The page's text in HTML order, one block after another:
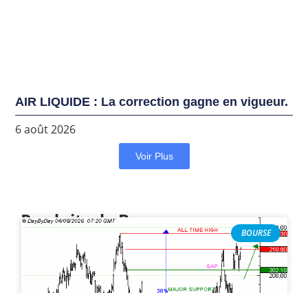
AIR LIQUIDE : La correction gagne en vigueur.
6 août 2026
Voir Plus
Produits de Bourse
BOURSE